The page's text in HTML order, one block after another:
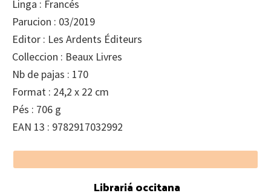
Linga : Francés
Parucion : 03/2019
Editor : Les Ardents Éditeurs
Colleccion : Beaux Livres
Nb de pajas : 170
Format : 24,2 x 22 cm
Pés : 706 g
EAN 13 : 9782917032992
Footer
Librariá occitana